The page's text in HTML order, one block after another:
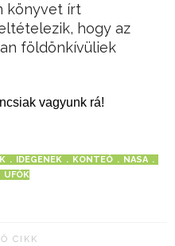
könyvet írt
hogy az
földönkívüliek
vagyunk rá!
IDEGENEK KONTEÓ
NASA
UFÓK
CIKK